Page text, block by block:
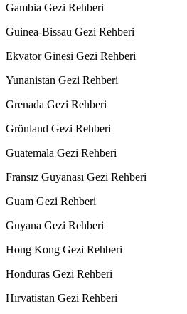
Gambia Gezi Rehberi
Guinea-Bissau Gezi Rehberi
Ekvator Ginesi Gezi Rehberi
Yunanistan Gezi Rehberi
Grenada Gezi Rehberi
Grönland Gezi Rehberi
Guatemala Gezi Rehberi
Fransız Guyanası Gezi Rehberi
Guam Gezi Rehberi
Guyana Gezi Rehberi
Hong Kong Gezi Rehberi
Honduras Gezi Rehberi
Hırvatistan Gezi Rehberi